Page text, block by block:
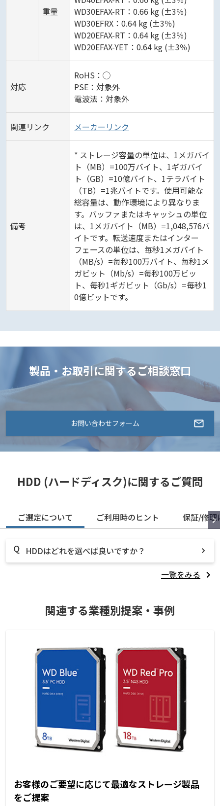
重量
WD30EFAX-RT：0.66 kg (±3％)
WD30EFRX：0.64 kg (±3％)
WD20EFAX-RT：0.64 kg (±3％)
WD20EFAX-YET：0.64 kg (±3％)
対応
RoHS：◯
PSE：対象外
電波法：対象外
関連リンク メーカーリンク
備考
* ストレージ容量の単位は、1メガバイ
ト（MB）=100万バイト、1ギガバイ
ト（GB）=10億バイト、1テラバイト
（TB）=1兆バイトです。使用可能な
総容量は、動作環境により異なりま
す。バッファまたはキャッシュの単位
は、1メガバイト（MB）=1,048,576バ
イトです。転送速度またはインター
フェースの単位は、毎秒1メガバイト
（MB/s）=毎秒100万バイト、毎秒1メ
ガビット（Mb/s）=毎秒100万ビッ
ト、毎秒1ギガビット（Gb/s）=毎秒1
0億ビットです。
製品・お取引に関するご相談窓口
お問い合わせフォーム
HDD (ハードディスク)に関するご質問
ご選定について ご利用時のヒント 保証/修理
HDDはどれを選べば良いですか？
一覧をみる
関連する業種別提案・事例
お客様のご要望に応じて最適なストレージ製品
をご提案